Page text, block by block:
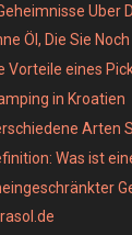
Uber
Öl, Die Sie
Vorteile eines
in Kroatien
Arten
Was ist